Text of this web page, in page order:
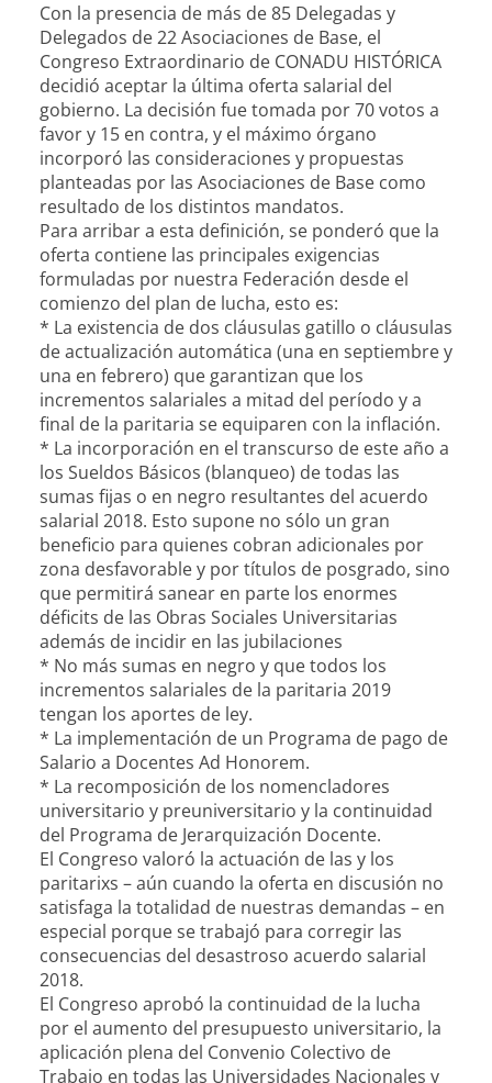
Con la presencia de más de 85 Delegadas y
Delegados de 22 Asociaciones de Base, el
Congreso Extraordinario de CONADU HISTÓRICA
decidió aceptar la última oferta salarial del
gobierno. La decisión fue tomada por 70 votos a
favor y 15 en contra, y el máximo órgano
incorporó las consideraciones y propuestas
planteadas por las Asociaciones de Base como
resultado de los distintos mandatos.
Para arribar a esta definición, se ponderó que la
oferta contiene las principales exigencias
formuladas por nuestra Federación desde el
comienzo del plan de lucha, esto es:
* La existencia de dos cláusulas gatillo o cláusulas
de actualización automática (una en septiembre y
una en febrero) que garantizan que los
incrementos salariales a mitad del período y a
final de la paritaria se equiparen con la inflación.
* La incorporación en el transcurso de este año a
los Sueldos Básicos (blanqueo) de todas las
sumas fijas o en negro resultantes del acuerdo
salarial 2018. Esto supone no sólo un gran
beneficio para quienes cobran adicionales por
zona desfavorable y por títulos de posgrado, sino
que permitirá sanear en parte los enormes
déficits de las Obras Sociales Universitarias
además de incidir en las jubilaciones
* No más sumas en negro y que todos los
incrementos salariales de la paritaria 2019
tengan los aportes de ley.
* La implementación de un Programa de pago de
Salario a Docentes Ad Honorem.
* La recomposición de los nomencladores
universitario y preuniversitario y la continuidad
del Programa de Jerarquización Docente.
El Congreso valoró la actuación de las y los
paritarixs – aún cuando la oferta en discusión no
satisfaga la totalidad de nuestras demandas – en
especial porque se trabajó para corregir las
consecuencias del desastroso acuerdo salarial
2018.
El Congreso aprobó la continuidad de la lucha
por el aumento del presupuesto universitario, la
aplicación plena del Convenio Colectivo de
Trabajo en todas las Universidades Nacionales y